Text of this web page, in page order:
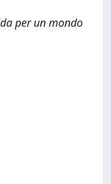
per un mondo